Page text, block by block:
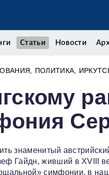
Статьи Новости
ПОЛИТИКА
знаменитый
Гайдн, живший в XVIII
симфонии, в